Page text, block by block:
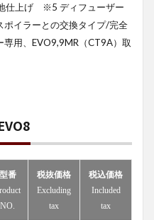
仕上げ ※5 ディフューザー
イラーとの交換タイプ/完全
用、EVO9,9MR（CT9A）取
型番
NO.
税抜価格
Excluding
tax
税込価格
Included
tax